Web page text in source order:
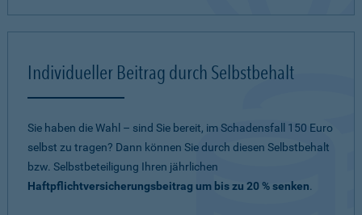
Individueller Beitrag durch Selbstbehalt
Sie haben die Wahl – sind Sie bereit, im Schadensfall 150 Euro
selbst zu tragen? Dann können Sie durch diesen Selbstbehalt
bzw. Selbstbeteiligung Ihren jährlichen
Haftpflichtversicherungsbeitrag um bis zu 20 % senken.